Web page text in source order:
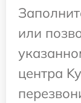
или
центра